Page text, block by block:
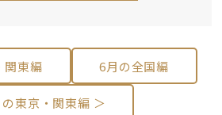
関東編 6月の全国編
の東京・関東編 ＞